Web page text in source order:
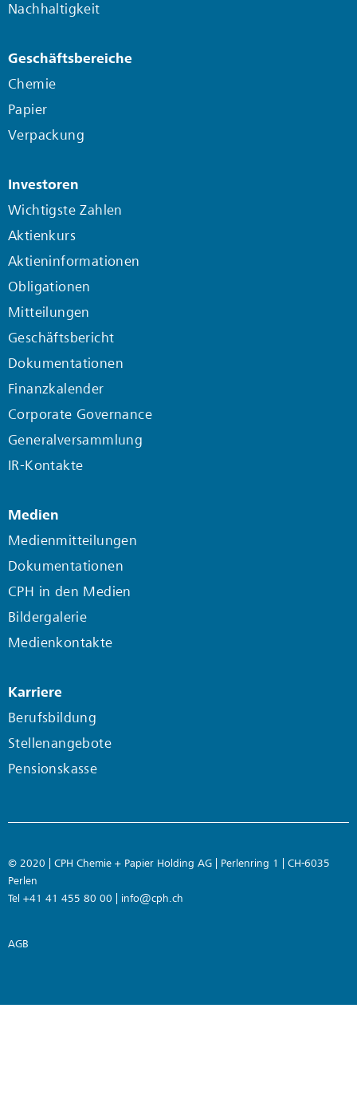
Nachhaltigkeit
Geschäftsbereiche
Chemie
Papier
Verpackung
Investoren
Wichtigste Zahlen
Aktienkurs
Aktieninformationen
Obligationen
Mitteilungen
Geschäftsbericht
Dokumentationen
Finanzkalender
Corporate Governance
Generalversammlung
IR-Kontakte
Medien
Medienmitteilungen
Dokumentationen
CPH in den Medien
Bildergalerie
Medienkontakte
Karriere
Berufsbildung
Stellenangebote
Pensionskasse
© 2020 | CPH Chemie + Papier Holding AG | Perlenring 1 | CH-6035
Perlen
Tel +41 41 455 80 00 | info@cph.ch
AGB